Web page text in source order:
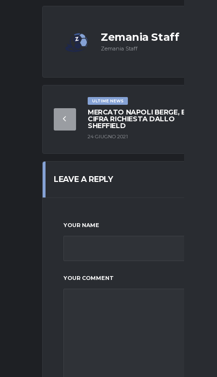
Zemania Staff
Zemania Staff
ULTIME NEWS
MERCATO NAPOLI BERGE, ECCO LA
CIFRA RICHIESTA DALLO
SHEFFIELD
24 GIUGNO 2021
LEAVE A REPLY
YOUR NAME
YOUR COMMENT